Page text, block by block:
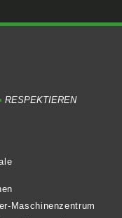
RESPEKTIEREN
Maschinenzentrum